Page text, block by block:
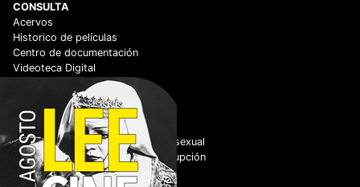
CONSULTA
Acervos
Historico de películas
Centro de documentación
Videoteca Digital
ENLACES DE INTERÉS
Adquisiciones
Normateca
Cero tolerancia al hostigamiento sexual
No tolerancia a los actos de corrupción
Código de Conducta